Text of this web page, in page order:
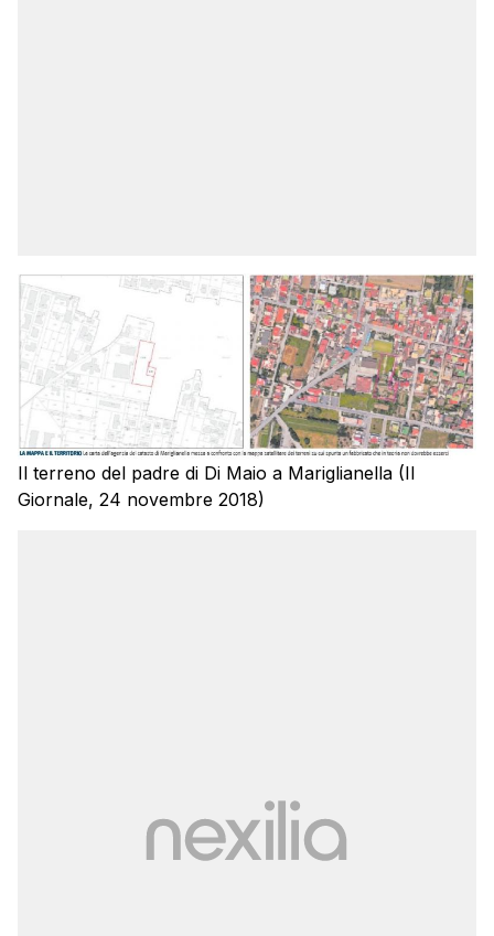
Il terreno del padre di Di Maio a Mariglianella (Il
Giornale, 24 novembre 2018)